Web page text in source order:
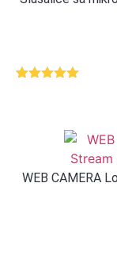
WEB CAMERA